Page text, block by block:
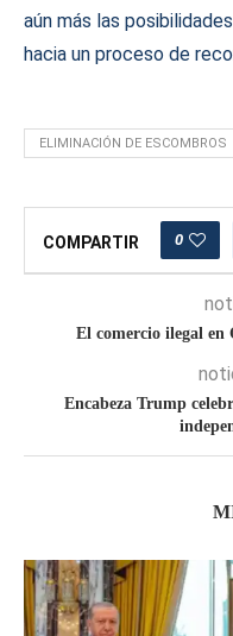
aún más las
hacia un proceso de
ELIMINACIÓN DE ESCOMBROS
COMPARTIR 0
El comercio ilegal en
Encabeza Trump